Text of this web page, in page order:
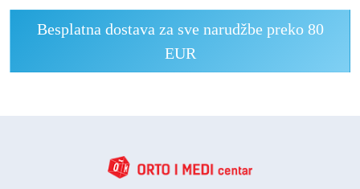
Besplatna dostava za sve narudžbe preko 80
EUR